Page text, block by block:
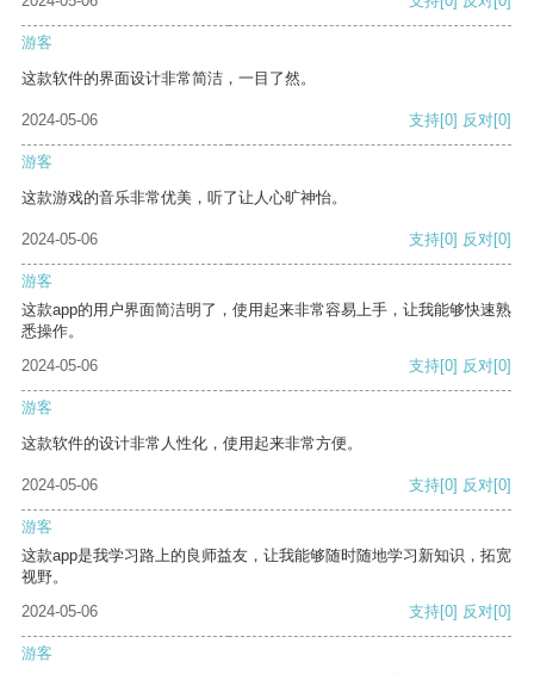
游客
这款软件的界面设计非常简洁，一目了然。
2024-05-06 支持[0] 反对[0]
游客
这款游戏的音乐非常优美，听了让人心旷神怡。
2024-05-06 支持[0] 反对[0]
游客
这款app的用户界面简洁明了，使用起来非常容易上手，让我能够快速熟
悉操作。
2024-05-06
支持[0] 反对[0]
游客
这款软件的设计非常人性化，使用起来非常方便。
2024-05-06 支持[0] 反对[0]
游客
这款app是我学习路上的良师益友，让我能够随时随地学习新知识，拓宽
视野。
2024-05-06
支持[0] 反对[0]
游客